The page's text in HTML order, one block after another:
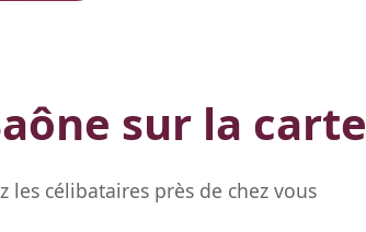
sur la carte
les célibataires près de chez vous